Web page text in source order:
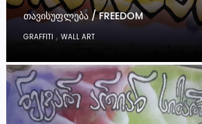
ᲗᲐᲕᲘᲡᲣᲤᲚᲔᲑᲐ / FREEDOM
GRAFFITI ,WALL ART